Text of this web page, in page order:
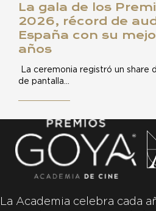
La gala de los
2026, récord de
España con su
años
La ceremonia registró un share
de pantalla…
La Academia celebra cada